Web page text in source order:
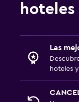
Las
hoteles